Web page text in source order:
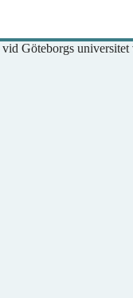
Göteborgs universitet